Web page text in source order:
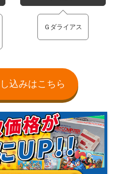
Ｇダライアス
込みはこちら